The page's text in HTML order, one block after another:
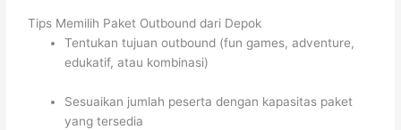
Tips Memilih Paket Outbound dari Depok
Tentukan tujuan outbound (fun games, adventure,
edukatif, atau kombinasi)
Sesuaikan jumlah peserta dengan kapasitas paket
yang tersedia